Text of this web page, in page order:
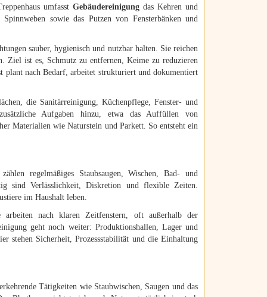
umfasst Gebäudereinigung das Kehren und
sowie das Putzen von Fensterbänken und
sauber, hygienisch und nutzbar halten. Sie reichen
Ziel ist es, Schmutz zu entfernen, Keime zu reduzieren
plant nach Bedarf, arbeitet strukturiert und dokumentiert
die Sanitärreinigung, Küchenpflege, Fenster- und
Aufgaben hinzu, etwa das Auffüllen von
Materialien wie Naturstein und Parkett. So entsteht ein
regelmäßiges Staubsaugen, Wischen, Bad- und
sind Verlässlichkeit, Diskretion und flexible Zeiten.
im Haushalt leben.
nach klaren Zeitfenstern, oft außerhalb der
geht noch weiter: Produktionshallen, Lager und
stehen Sicherheit, Prozessstabilität und die Einhaltung
Tätigkeiten wie Staubwischen, Saugen und das